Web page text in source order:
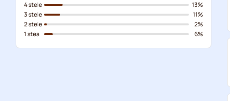
4 stele
3 stele
2 stele
1 stea
13%
11%
2%
6%